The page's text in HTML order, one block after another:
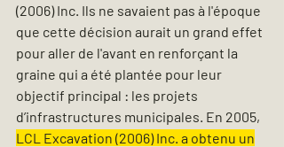
(2006) Inc. Ils ne savaient pas à l'époque
que cette décision aurait un grand effet
pour aller de l'avant en renforçant la
graine qui a été plantée pour leur
objectif principal : les projets
d’infrastructures municipales. En 2005,
LCL Excavation (2006) Inc. a obtenu un